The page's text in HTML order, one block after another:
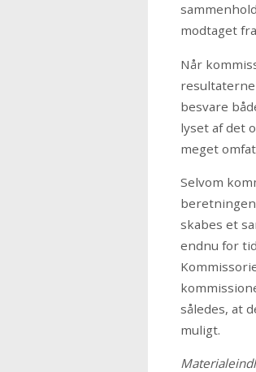
modtaget
Når
besvare
lyset af det
meget
Selvom
skabes et
endnu for
således, at
muligt.